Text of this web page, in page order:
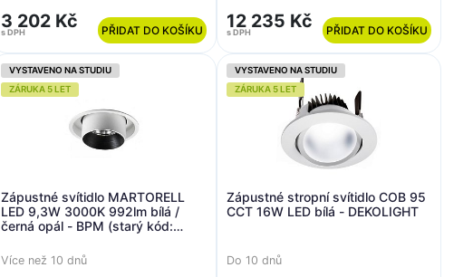
3 202 Kč
s DPH PŘIDAT DO KOŠÍKU 12 235 Kč
s DPH PŘIDAT DO KOŠÍKU
VYSTAVENO NA STUDIU
ZÁRUKA 5 LET
Zápustné svítidlo MARTORELL
LED 9,3W 3000K 992lm bílá /
černá opál - BPM (starý kód:
Více než 10 dnů
VYSTAVENO NA STUDIU
ZÁRUKA 5 LET
Zápustné stropní svítidlo COB 95
CCT 16W LED bílá - DEKOLIGHT
Do 10 dnů